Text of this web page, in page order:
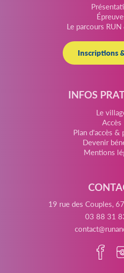
Le parcours
Inscriptions
INFOS
Le
Accès
Plan d'accès &
Devenir
Mentions
19 rue des Couples,
03 88 31